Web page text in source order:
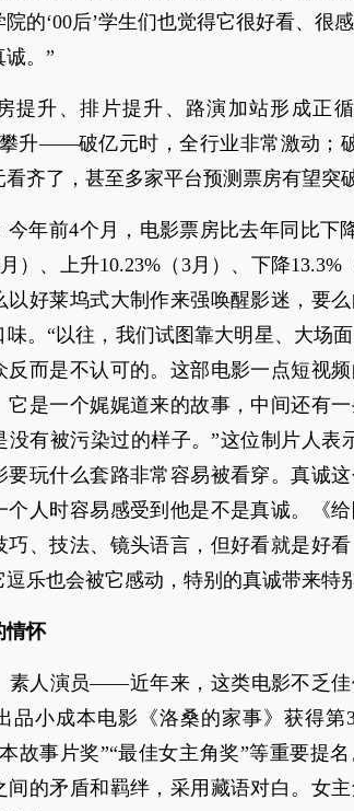
的‘00后’学生们也觉得它很好看、很
。”
提升、排片提升、路演加站形成正
升——破亿元时，全行业非常激动；
齐了，甚至多家平台预测票房有望突
年前4个月，电影票房比去年同比下降
）、上升10.23%（3月）、下降13.3%
以好莱坞式大制作来强唤醒影迷，要
味。“以往，我们试图靠大明星、大场
反而是不认可的。这部电影一点短视
它是一个娓娓道来的故事，中间还有
没有被污染过的样子。”这位制片人表
要玩什么套路非常容易被看穿。真诚
个人时容易感受到他是不是真诚。《
巧、技法、镜头语言，但好看就是好
乐也会被它感动，特别的真诚带来特
情怀
素人演员——近年来，这类电影不乏佳
品小成本电影《洛桑的家事》获得第
故事片奖”“最佳女主角奖”等重要提
间的矛盾和羁绊，采用藏语对白。女